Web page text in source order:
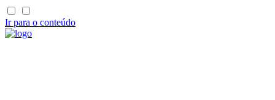
Ir para o conteúdo